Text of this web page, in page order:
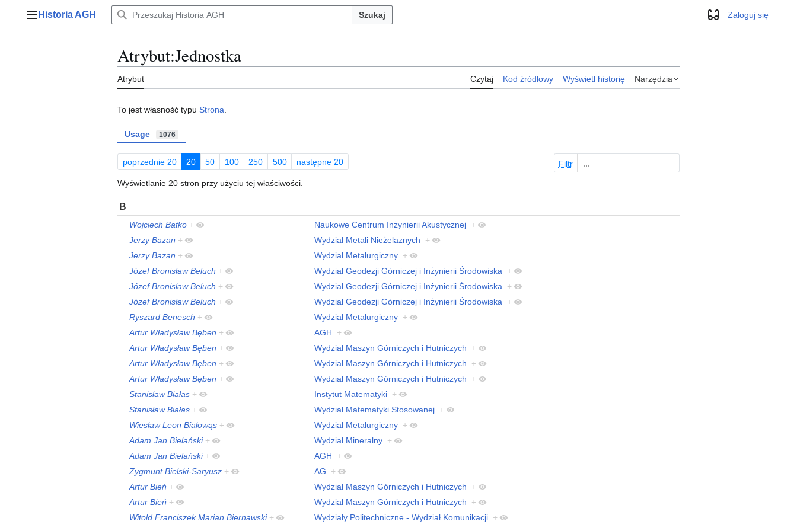
Menu główne
Historia AGH Szukaj WyglądZaloguj się
Atrybut:Jednostka
Atrybut Czytaj Kod źródłowy Wyświetl historię Narzędzia
To jest własność typu Strona
Usage 1076
poprzednie 20 20 50 100 250 500 następne 20 Filtr
Wyświetlanie 20 stron przy użyciu tej właściwości.
B
Wojciech Batko + Naukowe Centrum Inżynierii Akustycznej +
Jerzy Bazan + Wydział Metali Nieżelaznych
+
Jerzy Bazan + Wydział Metalurgiczny +
Józef Bronisław Beluch + Wydział Geodezji Górniczej i Inżynierii Środowiska
+
Józef Bronisław Beluch + Wydział Geodezji Górniczej i Inżynierii Środowiska
+
Józef Bronisław Beluch + Wydział Geodezji Górniczej i Inżynierii Środowiska
+
Ryszard Benesch + Wydział Metalurgiczny +
Artur Władysław Bęben + AGH
+
Artur Władysław Bęben + Wydział Maszyn Górniczych i Hutniczych
+
Artur Władysław Bęben + Wydział Maszyn Górniczych i Hutniczych
+
Artur Władysław Bęben + Wydział Maszyn Górniczych i Hutniczych
+
Stanisław Białas + Instytut Matematyki +
Stanisław Białas + Wydział Matematyki Stosowanej +
Wiesław Leon Białowąs + Wydział Metalurgiczny +
Adam Jan Bielański + Wydział Mineralny +
Adam Jan Bielański + AGH
+
Zygmunt Bielski-Saryusz + AG
+
Artur Bień + Wydział Maszyn Górniczych i Hutniczych
+
Artur Bień + Wydział Maszyn Górniczych i Hutniczych
+
Witold Franciszek Marian Biernawski + Wydziały Politechniczne - Wydział Komunikacji +